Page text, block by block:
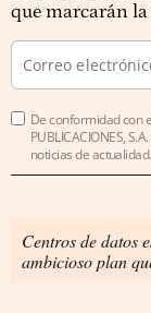
que marcarán
De conformidad con
PUBLICACIONES,
noticias de actualidad.
Centros de datos
ambicioso plan